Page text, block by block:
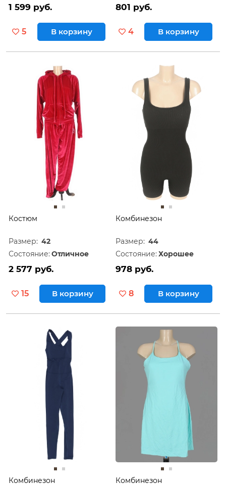
1 599 руб.
5 В корзину
801 руб.
4 В корзину
Костюм
Размер: 42
Состояние: Отличное
2 577 руб.
15 В корзину
Комбинезон
Размер: 44
Состояние: Хорошее
978 руб.
8 В корзину
Комбинезон Комбинезон